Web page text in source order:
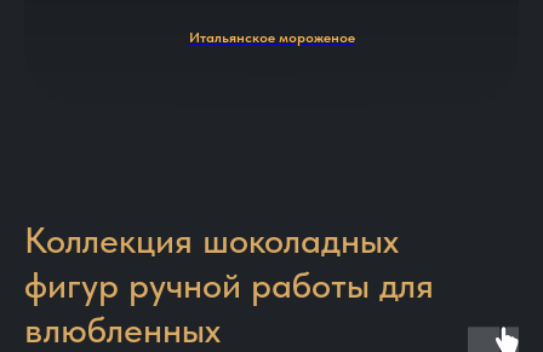
Итальянское мороженое
Коллекция шоколадных
фигур ручной работы для
влюбленных